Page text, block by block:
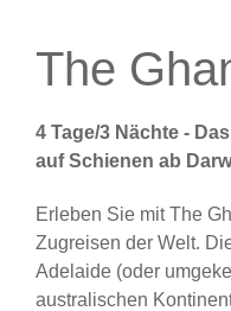
The
4 Tage/3 Nächte -
auf Schienen ab
Erleben Sie mit The
Zugreisen der Welt.
Adelaide (oder
australischen